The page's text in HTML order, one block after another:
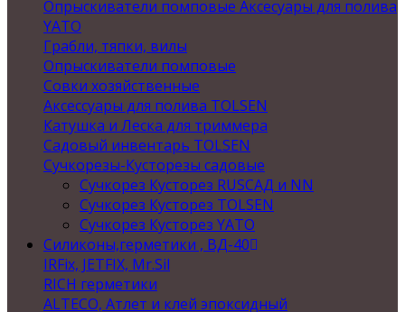
Опрыскиватели помповые Аксесуары для полива
YATO
Грабли, тяпки, вилы
Опрыскиватели помповые
Совки хозяйственные
Аксессуары для полива TOLSEN
Катушка и Леска для триммера
Садовый инвентарь TOLSEN
Сучкорезы-Кусторезы садовые
Сучкорез Кусторез RUSСАД и NN
Сучкорез Кусторез TOLSEN
Сучкорез Кусторез YATO
Силиконы,герметики , ВД-40
IRFix, JETFIX, Mr.Sil
RICH герметики
ALTECO, Атлет и клей эпоксидный